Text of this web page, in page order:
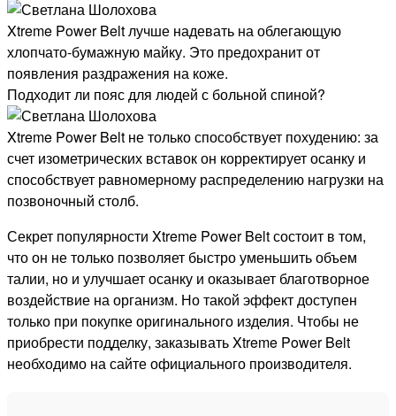
Xtreme Power Belt лучше надевать на облегающую
хлопчато-бумажную майку. Это предохранит от
появления раздражения на коже.
Подходит ли пояс для людей с больной спиной?
Xtreme Power Belt не только способствует похудению: за
счет изометрических вставок он корректирует осанку и
способствует равномерному распределению нагрузки на
позвоночный столб.
Секрет популярности Xtreme Power Belt состоит в том,
что он не только позволяет быстро уменьшить объем
талии, но и улучшает осанку и оказывает благотворное
воздействие на организм. Но такой эффект доступен
только при покупке оригинального изделия. Чтобы не
приобрести подделку, заказывать Xtreme Power Belt
необходимо на сайте официального производителя.